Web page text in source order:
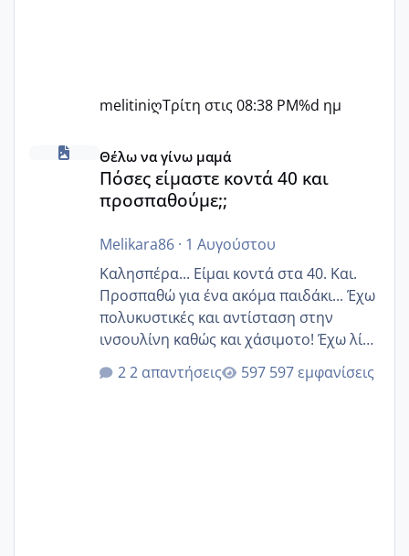
melitiniღΤρίτη στις 08:38 PM%d ημ
Πόσες είμαστε κοντά 40 και προσπαθούμε;;
Θέλω να γίνω μαμά
Πόσες είμαστε κοντά 40 και
προσπαθούμε;;
Melikara86· 1 Αυγούστου
Καλησπέρα... Είμαι κοντά στα 40. Και.
Προσπαθώ για ένα ακόμα παιδάκι... Έχω
πολυκυστικές και αντίσταση στην
ινσουλίνη καθώς και χάσιμοτο! Έχω λίγα
κιλά παραπάνω και όσο κ αν προσπαθώ
δεν χάνω εύκολα! Προσπαθώ για ακόμη
2 απαντήσεις 597 εμφανίσεις